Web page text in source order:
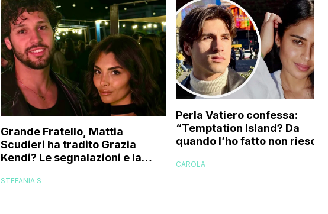
Grande Fratello, Mattia
Scudieri ha tradito Grazia
Kendi? Le segnalazioni e la
STEFANIA S
Perla Vatiero confessa:
“Temptation Island? Da
quando l’ho fatto non riesco
CAROLA